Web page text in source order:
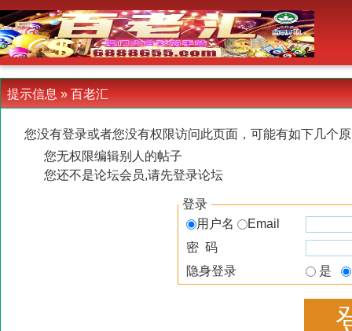
提示信息 » 百老汇
您没有登录或者您没有权限访问此页面，可能有如下几个
您无权限编辑别人的帖子
您还不是论坛会员,请先登录论坛
登录
用户名
Email
密 码
隐身登录
是